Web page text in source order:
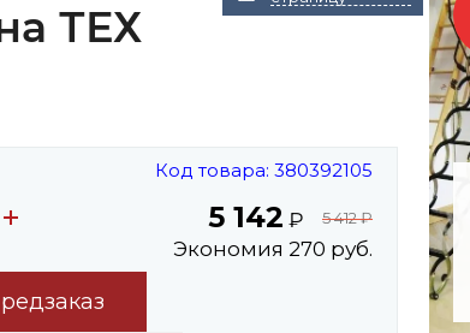
ТЕХ
Код товара: 380392105
5 412₽
5 142 ₽
Экономия 270 руб.